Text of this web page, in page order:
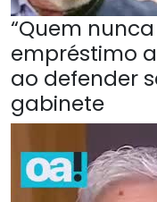
“Quem
empréstimo
ao defender
gabinete